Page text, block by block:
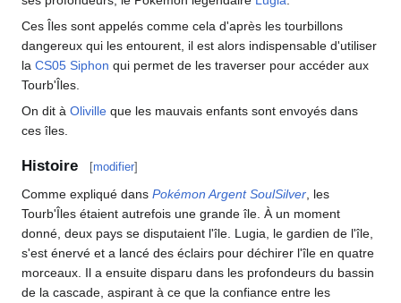
Ces Îles sont appelés comme cela d'après les tourbillons
dangereux qui les entourent, il est alors indispensable d'utiliser
la CS05 Siphon qui permet de les traverser pour accéder aux
Tourb'Îles.
On dit à Oliville que les mauvais enfants sont envoyés dans
ces îles.
Histoire [modifier]
Comme expliqué dans Pokémon Argent SoulSilver , les
Tourb'Îles étaient autrefois une grande île. À un moment
donné, deux pays se disputaient l'île. Lugia, le gardien de l'île,
s'est énervé et a lancé des éclairs pour déchirer l'île en quatre
morceaux. Il a ensuite disparu dans les profondeurs du bassin
de la cascade, aspirant à ce que la confiance entre les